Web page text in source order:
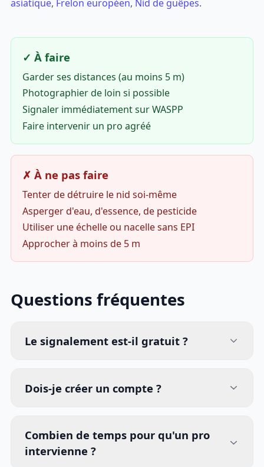
asiatique, Frelon européen, Nid de guêpes.
✓ À faire
Garder ses distances (au moins 5 m)
Photographier de loin si possible
Signaler immédiatement sur WASPP
Faire intervenir un pro agréé
✗ À ne pas faire
Tenter de détruire le nid soi-même
Asperger d'eau, d'essence, de pesticide
Utiliser une échelle ou nacelle sans EPI
Approcher à moins de 5 m
Questions fréquentes
Le signalement est-il gratuit ?
Dois-je créer un compte ?
Combien de temps pour qu'un pro
intervienne ?